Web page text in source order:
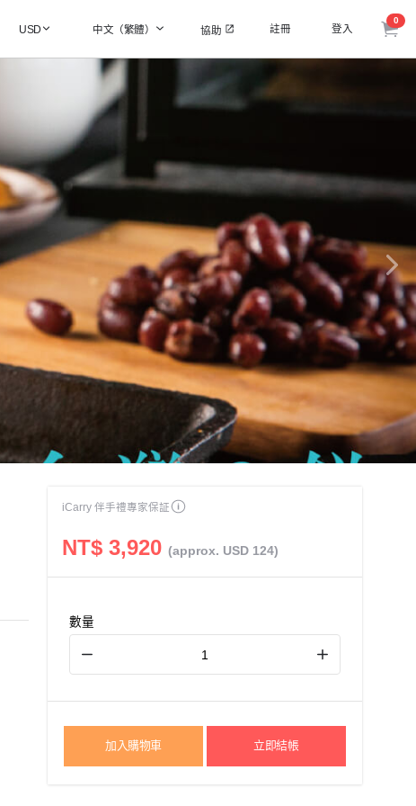
USD 中文（繁體） 協助 註冊 登入
0
iCarry 伴手禮專家保証
NT$ 3,920(approx. USD 124)
數量
加入購物車 立即結帳